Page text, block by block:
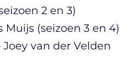
2 en 3)
Muijs (seizoen 3 en 4)
Joey van der Velden